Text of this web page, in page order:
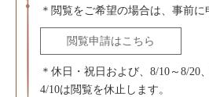
＊閲覧をご希望の場合は、事前に
閲覧申請はこちら
＊休日・祝日および、8/10～8/20
4/10は閲覧を休止します。